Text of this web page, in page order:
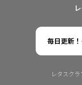
毎日更新
レタスクラ